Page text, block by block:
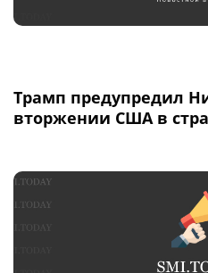
Трамп предупредил
вторжении США в